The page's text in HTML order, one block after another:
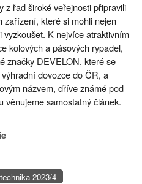
z řad široké veřejnosti připravili
zařízení, které si mohli nejen
K nejvíce atraktivním
kolových a pásových rypadel,
značky DEVELON, které se
dovozce do ČR, a
názvem, dříve známé pod
samostatný článek.
2023/4